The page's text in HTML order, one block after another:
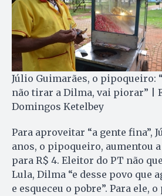
Júlio Guimarães, o pipoqueiro:
não tirar a Dilma, vai piorar” |
Domingos Ketelbey
Para aproveitar “a gente fina”,
anos, o pipoqueiro, aumentou
para R$ 4. Eleitor do PT não
Lula, Dilma “e desse povo que
e esqueceu o pobre”. Para ele,